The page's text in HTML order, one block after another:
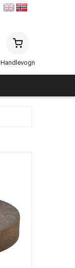
Handlevogn